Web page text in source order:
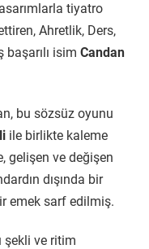
tiyatro
Ahretlik, Ders,
başarılı isim Candan
bu sözsüz oyunu
ile birlikte kaleme
gelişen ve değişen
dışında bir
emek sarf edilmiş.
şekli ve ritim